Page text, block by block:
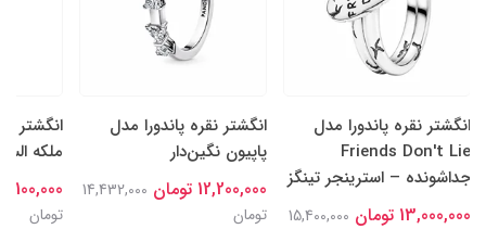
انگشتر نقره پاندورا مدل
Friends Don't Lie
جداشونده – استرینجر تینگز
13,000,000 تومان
15,400,000
انگشتر نقره پاندورا مدل
پاپیون نگین‌دار
12,200,000 تومان
14,432,000
تومان
انگشتر
ملکه
15,100,000
تومان